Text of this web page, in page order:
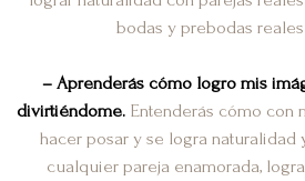
bodas y prebodas
– Aprenderás cómo logro mis
divirtiéndome. Entenderás cómo con
hacer posar y se logra naturalidad
cualquier pareja enamorada,